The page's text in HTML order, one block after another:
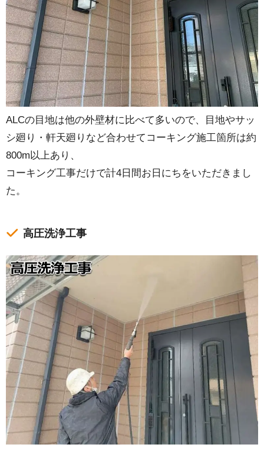
ALCの目地は他の外壁材に比べて多いので、目地やサッ
シ廻り・軒天廻りなど合わせてコーキング施工箇所は約
800m以上あり、
コーキング工事だけで計4日間お日にちをいただきまし
た。
高圧洗浄工事